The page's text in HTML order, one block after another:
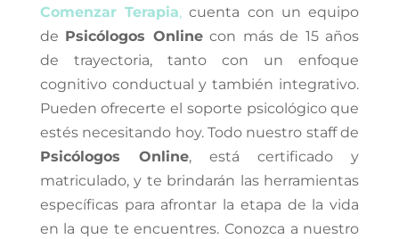
Comenzar Terapia, cuenta con un equipo
de Psicólogos Onlinecon más de 15 años
de trayectoria, tanto con un enfoque
cognitivo conductual y también integrativo.
Pueden ofrecerte el soporte psicológico que
estés necesitando hoy. Todo nuestro staff de
Psicólogos Online, está certificado y
matriculado, y te brindarán las herramientas
específicas para afrontar la etapa de la vida
en la que te encuentres. Conozca a nuestro